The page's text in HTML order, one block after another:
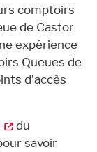
comptoirs
de Castor
expérience
Queues de
d’accès
du
savoir